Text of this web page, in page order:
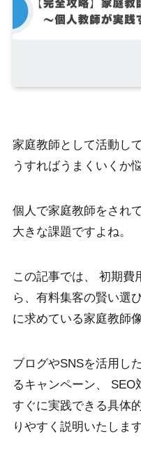
家庭教師として活動し
うすればうまくいくか
個人で家庭教師をされ
大きな課題ですよね。
この記事では、 初期費
ら、有料集客の賢い選
に求めている家庭教師
ブログやSNSを活用し
るキャンペーン、 SEO
すぐに実践できる具体
りやすく説明いたします